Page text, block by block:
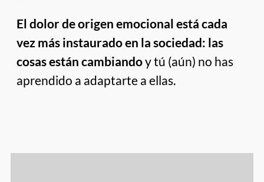
El dolor de origen emocional está cada
vez más instaurado en la sociedad: las
cosas están cambiandoy tú (aún) no has
aprendido a adaptarte a ellas.